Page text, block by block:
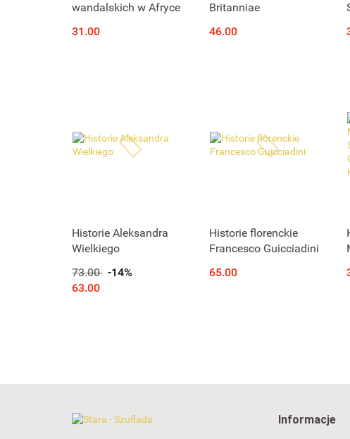
wandalskich w Afryce
31.00
Britanniae
46.00
Historie Aleksandra
Wielkiego
73.00 -14%
63.00
Historie florenckie
Francesco Guicciadini
65.00
Informacje